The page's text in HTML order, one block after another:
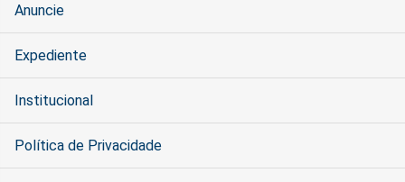
Anuncie
Expediente
Institucional
Política de Privacidade